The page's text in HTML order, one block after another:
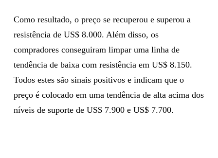
Como resultado, o preço se recuperou e superou a
resistência de US$ 8.000. Além disso, os
compradores conseguiram limpar uma linha de
tendência de baixa com resistência em US$ 8.150.
Todos estes são sinais positivos e indicam que o
preço é colocado em uma tendência de alta acima dos
níveis de suporte de US$ 7.900 e US$ 7.700.